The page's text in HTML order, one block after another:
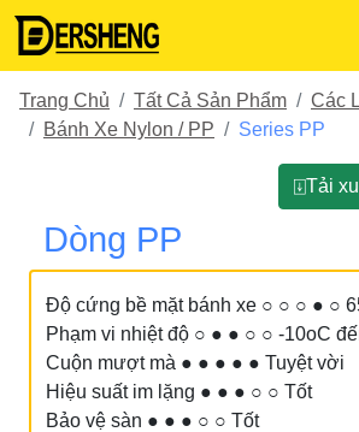
Trang Chủ Tất Cả Sản Phẩm
Các
Bánh Xe Nylon / PP
Series PP
⍗Tải
Dòng PP
Độ cứng bề mặt bánh xe ○ ○ ○ ● ○
Phạm vi nhiệt độ ○ ● ● ○ ○ -10oC
Cuộn mượt mà ● ● ● ● ● Tuyệt vời
Hiệu suất im lặng ● ● ● ○ ○ Tốt
Bảo vệ sàn ● ● ● ○ ○ Tốt